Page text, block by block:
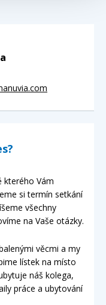
kterého Vám
si termín setkání
všechny
na Vaše otázky.
věcmi a my
lístek na místo
náš kolega,
práce a ubytování